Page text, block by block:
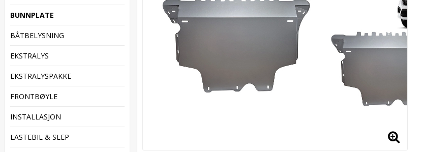
BUNNPLATE
BÅTBELYSNING
EKSTRALYS
EKSTRALYSPAKKE
FRONTBØYLE
INSTALLASJON
LASTEBIL & SLEP